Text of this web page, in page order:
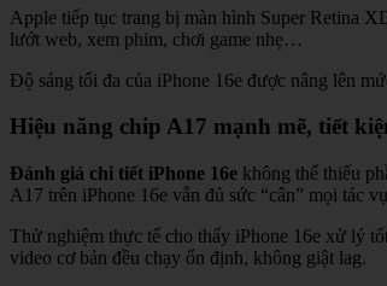
Apple tiếp tục trang bị màn hình Super Retina
lướt web, xem phim, chơi game nhẹ…
Độ sáng tối đa của iPhone 16e được nâng lên
Hiệu năng chip A17 mạnh mẽ, tiết
Đánh giá chi tiết iPhone 16e không thể thiếu
A17 trên iPhone 16e vẫn đủ sức “cân” mọi tác
Thử nghiệm thực tế cho thấy iPhone 16e xử lý
video cơ bản đều chạy ổn định, không giật lag.